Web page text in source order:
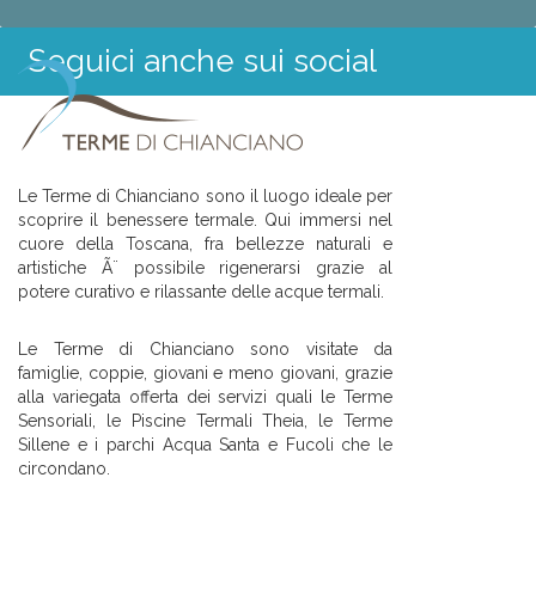
Seguici anche sui social
Le Terme di Chianciano sono il luogo ideale per
scoprire il benessere termale. Qui immersi nel
cuore della Toscana, fra bellezze naturali e
artistiche Ã¨ possibile rigenerarsi grazie al
potere curativo e rilassante delle acque termali.
Le Terme di Chianciano sono visitate da
famiglie, coppie, giovani e meno giovani, grazie
alla variegata offerta dei servizi quali le Terme
Sensoriali, le Piscine Termali Theia, le Terme
Sillene e i parchi Acqua Santa e Fucoli che le
circondano.